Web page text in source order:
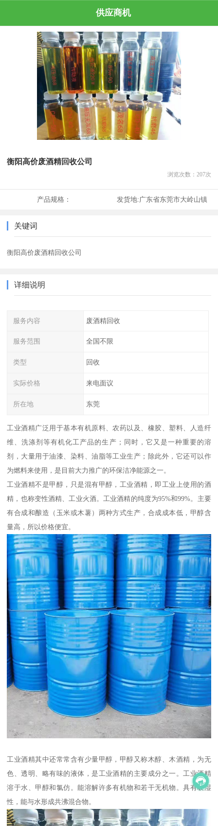
供应商机
衡阳高价废酒精回收公司
浏览次数： 207次
产品规格： 发货地:广东省东莞市大岭山镇
关键词
衡阳高价废酒精回收公司
详细说明
服务内容 废酒精回收
服务范围 全国不限
类型 回收
实际价格 来电面议
所在地 东莞
工业酒精广泛用于基本有机原料、农药以及、橡胶、塑料、人造纤
维、洗涤剂等有机化工产品的生产；同时，它又是一种重要的溶
剂，大量用于油漆、染料、油脂等工业生产；除此外，它还可以作
为燃料来使用，是目前大力推广的环保洁净能源之一。
工业酒精不是甲醇，只是混有甲醇，工业酒精，即工业上使用的酒
精，也称变性酒精、工业火酒。工业酒精的纯度为95%和99%。主要
有合成和酿造（玉米或木薯）两种方式生产，合成成本低，甲醇含
量高，所以价格便宜。
工业酒精其中还常常含有少量甲醇，甲醇又称木醇、木酒精，为无
色、透明、略有味的液体，是工业酒精的主要成分之一。工业酒精
溶于水、甲醇和氯仿。能溶解许多有机物和若干无机物。具有吸湿
性，能与水形成共沸混合物。